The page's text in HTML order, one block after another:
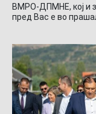
ВМРО-ДПМНЕ, кој и
пред Вас е во